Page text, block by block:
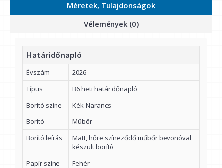
Méretek, Tulajdonságok
Vélemények (0)
Határidőnapló
Évszám
2026
Típus
B6 heti határidőnapló
Borító színe
Kék-Narancs
Borító
Műbőr
Borító leírás
Matt, hőre színeződő műbőr bevonóval
készült borító
Papír színe
Fehér